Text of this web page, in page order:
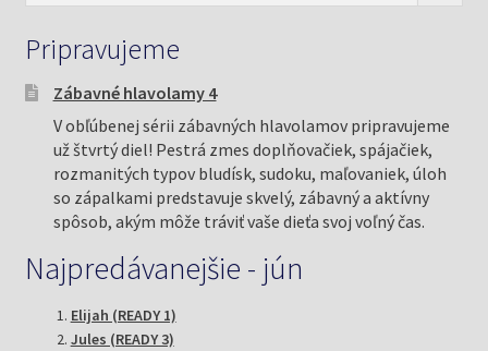
Pripravujeme
Zábavné hlavolamy 4
V obľúbenej sérii zábavných hlavolamov pripravujeme
už štvrtý diel! Pestrá zmes doplňovačiek, spájačiek,
rozmanitých typov bludísk, sudoku, maľovaniek, úloh
so zápalkami predstavuje skvelý, zábavný a aktívny
spôsob, akým môže tráviť vaše dieťa svoj voľný čas.
Najpredávanejšie - jún
Elijah (READY 1)
Jules (READY 3)